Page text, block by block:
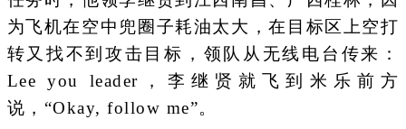
为飞机在空中兜圈子耗油太大，在目标区上空打
转又找不到攻击目标，领队从无线电台传来：
Lee you leader，李继贤就飞到米乐前方
说，“Okay, follow me”。